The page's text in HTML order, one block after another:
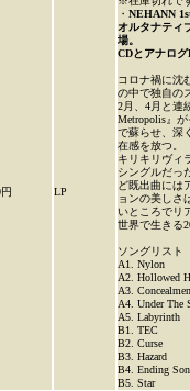
LP
・ NEHANN
オルタナティ
場。
CDとアナロ
コロナ禍に沈
の中で独自の
2月、4月と連
Metropolis』
で蘇らせ、深
在感を放つ。
キリキリヴィ
シングルだっ
ど既出曲には
ョンの美しさ
いところでリ
世界で生きる
ソングリスト
A1. Nylon
A2. Hollowed
A3.
A4. Under The
A5. Labyrinth
B1. TEC
B2. Curse
B3. Hazard
B4. Ending
B5. Star